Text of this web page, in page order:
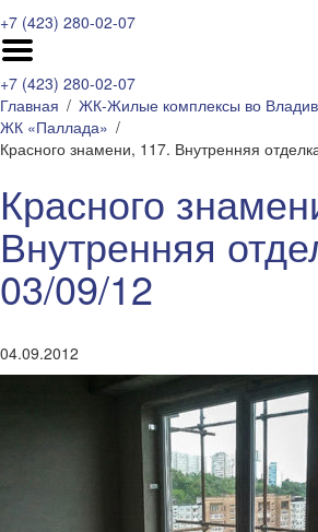
+7 (423) 280-02-07
+7 (423) 280-02-07
Главная
ЖК-Жилые комплексы во
ЖК «Паллада»
Красного знамени, 117. Внутренняя
Красного
Внутренняя
03/09/12
04.09.2012